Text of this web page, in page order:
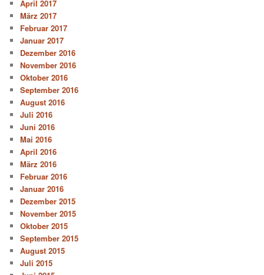
April 2017
März 2017
Februar 2017
Januar 2017
Dezember 2016
November 2016
Oktober 2016
September 2016
August 2016
Juli 2016
Juni 2016
Mai 2016
April 2016
März 2016
Februar 2016
Januar 2016
Dezember 2015
November 2015
Oktober 2015
September 2015
August 2015
Juli 2015